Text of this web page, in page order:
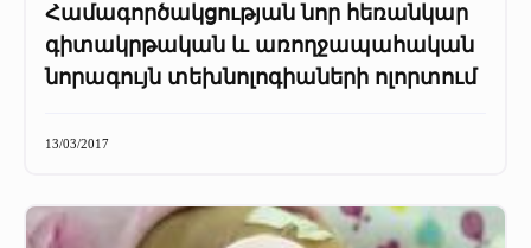
Համագործակցության նոր հեռանկար
գիտակրթական և առողջապահական
նորագույն տեխնոլոգիաների ոլորտում
13/03/2017